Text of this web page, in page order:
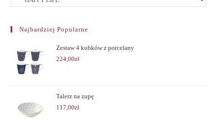
Najbardziej Popularne
Zestaw 4 kubków z porcelany
224,00zł
Talerz na zupę
117,00zł